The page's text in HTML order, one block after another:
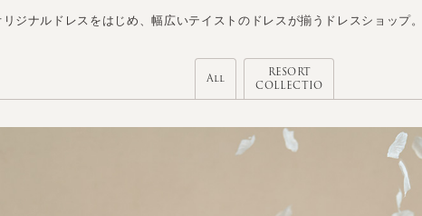
ジナルドレスをはじめ、幅広いテイストのドレスが揃うドレスショップ。
All
RESORT
COLLECTIO